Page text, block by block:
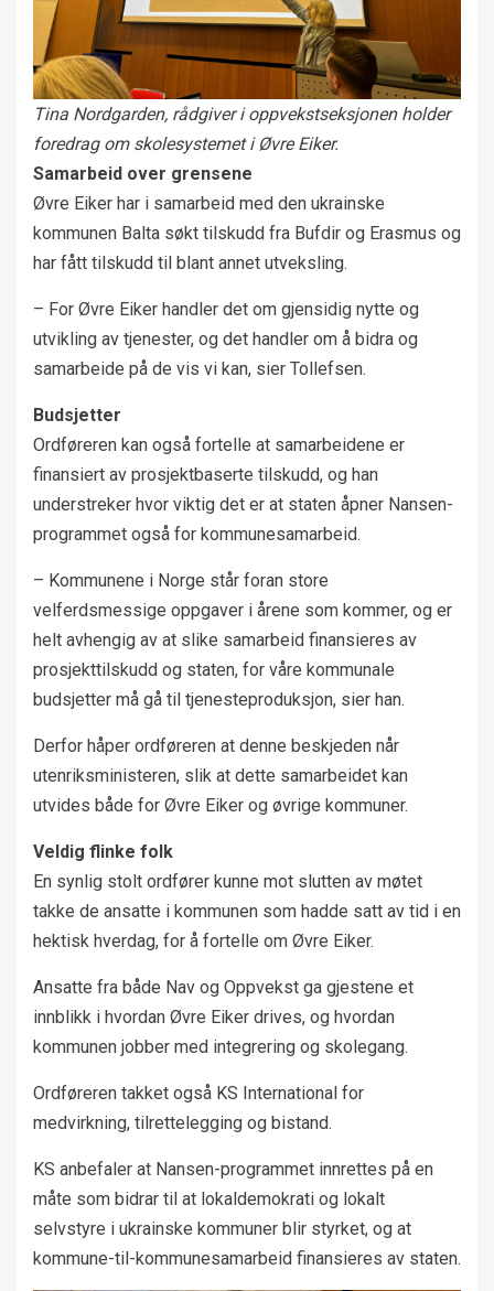
Tina Nordgarden, rådgiver i oppvekstseksjonen holder
foredrag om skolesystemet i Øvre Eiker.
Samarbeid over grensene
Øvre Eiker har i samarbeid med den ukrainske
kommunen Balta søkt tilskudd fra Bufdir og Erasmus og
har fått tilskudd til blant annet utveksling.
– For Øvre Eiker handler det om gjensidig nytte og
utvikling av tjenester, og det handler om å bidra og
samarbeide på de vis vi kan, sier Tollefsen.
Budsjetter
Ordføreren kan også fortelle at samarbeidene er
finansiert av prosjektbaserte tilskudd, og han
understreker hvor viktig det er at staten åpner Nansen-
programmet også for kommunesamarbeid.
– Kommunene i Norge står foran store
velferdsmessige oppgaver i årene som kommer, og er
helt avhengig av at slike samarbeid finansieres av
prosjekttilskudd og staten, for våre kommunale
budsjetter må gå til tjenesteproduksjon, sier han.
Derfor håper ordføreren at denne beskjeden når
utenriksministeren, slik at dette samarbeidet kan
utvides både for Øvre Eiker og øvrige kommuner.
Veldig flinke folk
En synlig stolt ordfører kunne mot slutten av møtet
takke de ansatte i kommunen som hadde satt av tid i en
hektisk hverdag, for å fortelle om Øvre Eiker.
Ansatte fra både Nav og Oppvekst ga gjestene et
innblikk i hvordan Øvre Eiker drives, og hvordan
kommunen jobber med integrering og skolegang.
Ordføreren takket også KS International for
medvirkning, tilrettelegging og bistand.
KS anbefaler at Nansen-programmet innrettes på en
måte som bidrar til at lokaldemokrati og lokalt
selvstyre i ukrainske kommuner blir styrket, og at
kommune-til-kommunesamarbeid finansieres av staten.